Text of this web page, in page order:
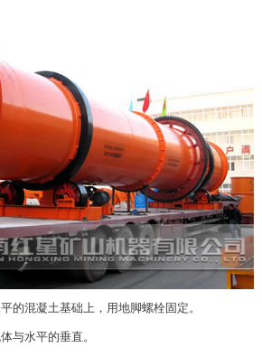
的混凝土基础上，用地脚螺栓固定。
与水平的垂直。